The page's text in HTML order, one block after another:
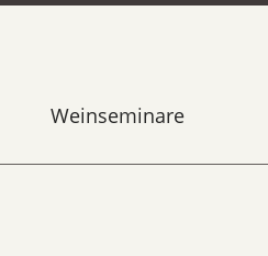
Weinseminare